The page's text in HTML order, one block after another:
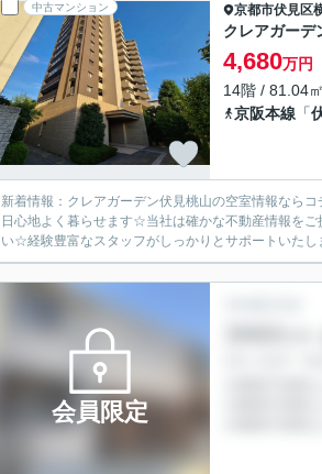
中古マンション 京都市伏見区
クレアガーデ
4,680万円
14階 / 81.04
京阪本線 「
新着情報：クレアガーデン伏見桃山の空室情報なら
日心地よく暮らせます☆当社は確かな不動産情報を
い☆経験豊富なスタッフがしっかりとサポートいたし
会員限定